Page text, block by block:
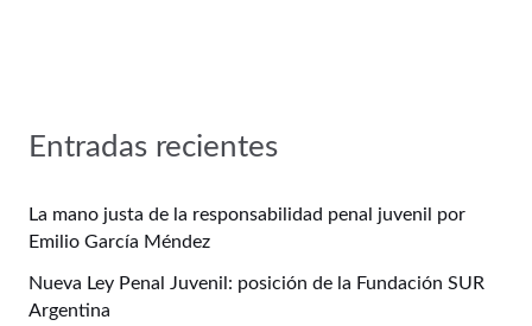
Entradas recientes
La mano justa de la responsabilidad penal juvenil por
Emilio García Méndez
Nueva Ley Penal Juvenil: posición de la Fundación SUR
Argentina